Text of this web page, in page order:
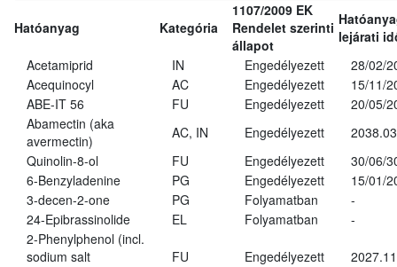
Hatóanyag Kategória
1107/2009 EK
Rendelet szerinti
állapot
lejárati
Acetamiprid
IN Engedélyezett
28/02/
Acequinocyl
AC Engedélyezett
15/11/
ABE-IT 56
FU Engedélyezett
20/05/
Abamectin (aka
avermectin)
AC, IN Engedélyezett
Quinolin-8-ol
FU Engedélyezett
30/06/
6-Benzyladenine
PG Engedélyezett
15/01/
3-decen-2-one
PG Folyamatban
-
24-Epibrassinolide
EL Folyamatban
-
2-Phenylphenol (incl.
sodium salt
FU Engedélyezett